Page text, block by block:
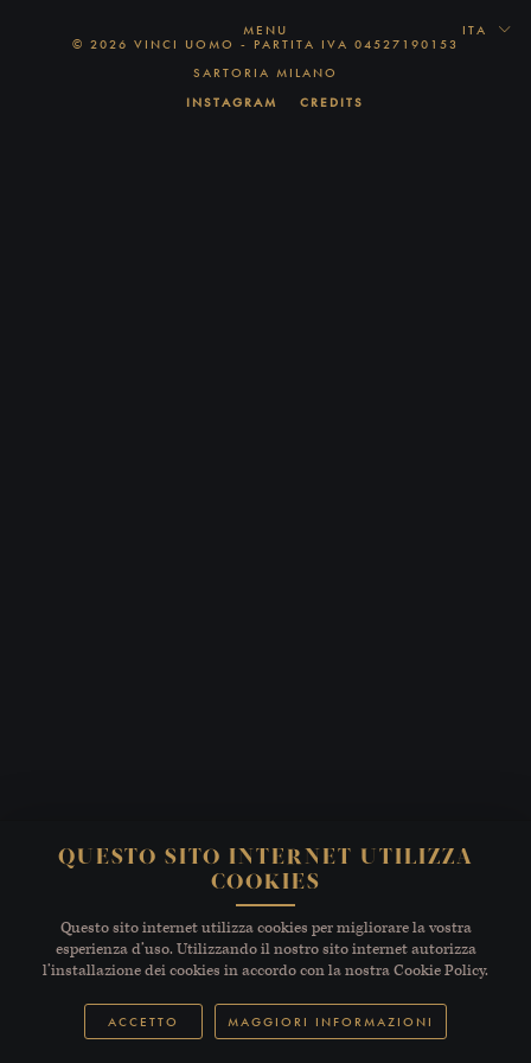
MENU
ITA
© 2026 VINCI UOMO - PARTITA IVA 04527190153
SARTORIA MILANO
INSTAGRAM
CREDITS
QUESTO SITO INTERNET UTILIZZA
COOKIES
Questo sito internet utilizza cookies per migliorare la vostra
esperienza d’uso. Utilizzando il nostro sito internet autorizza
l’installazione dei cookies in accordo con la nostra Cookie Policy.
ACCETTO MAGGIORI INFORMAZIONI